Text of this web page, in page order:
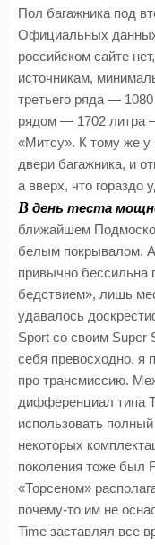
Пол багажника под
Официальных данных
российском сайте
источникам,
третьего ряда —
рядом — 1702 литра
«Митсу». К тому же у
двери багажника, и
а вверх, что гораздо
В день теста
ближайшем
белым покрывалом.
привычно бессильна
бедствием», лишь
удавалось
Sport со своим Super
себя превосходно, я
про трансмиссию.
дифференциал типа
использовать
некоторых
поколения тоже был
«Торсеном»
почему-то им не
Time заставлял все